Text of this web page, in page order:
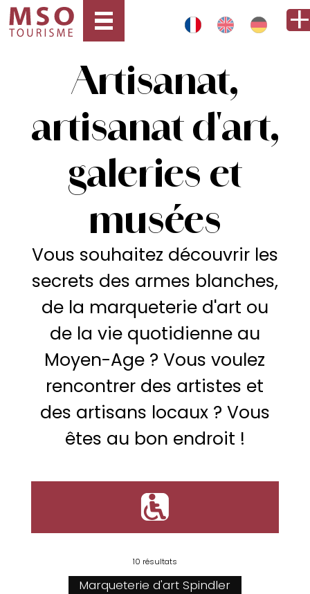
Artisanat,
artisanat d'art,
galeries et
musées
Vous souhaitez découvrir les
secrets des armes blanches,
de la marqueterie d'art ou
de la vie quotidienne au
Moyen-Age ? Vous voulez
rencontrer des artistes et
des artisans locaux ? Vous
êtes au bon endroit !
'
10 résultats
Marqueterie d'art Spindler